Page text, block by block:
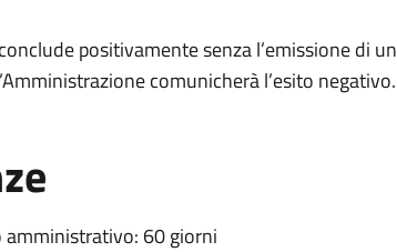
positivamente senza l’emissione di un
comunicherà l’esito negativo.
60 giorni